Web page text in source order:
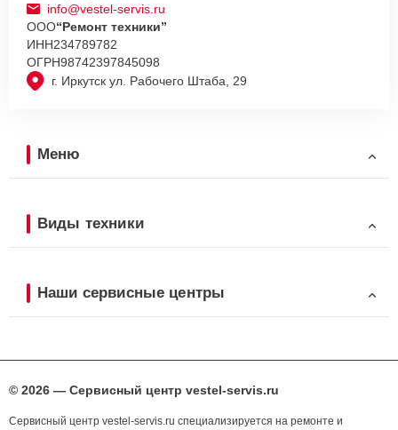
г. Иркутск ул. Рабочего Штаба, 29
info@vestel-servis.ru
ООО“Ремонт техники”
ИНН234789782
ОГРН98742397845098
Меню
Виды техники
Наши сервисные центры
© 2026 — Сервисный центр vestel-servis.ru
Сервисный центр vestel-servis.ru специализируется на ремонте и